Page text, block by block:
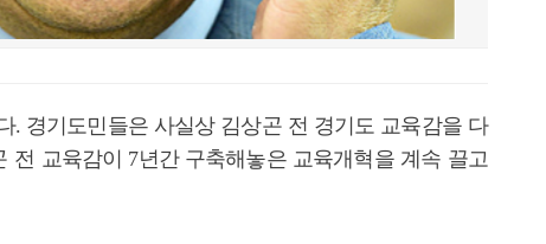
. 경기도민들은 사실상 김상곤 전 경기도 교육감을 다
전 교육감이 7년간 구축해놓은 교육개혁을 계속 끌고